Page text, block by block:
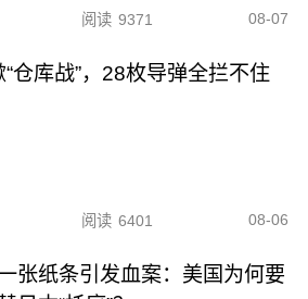
阅读 9371 08-07
仓库战”，28枚导弹全拦不住
阅读 6401 08-06
张纸条引发血案：美国为何要